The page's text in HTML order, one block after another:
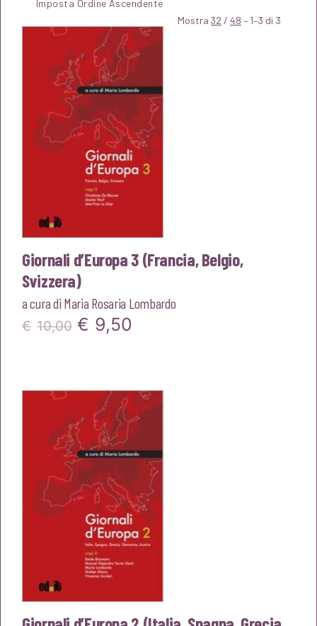
Mostra 32 / 48 – 1–3 di 3
Giornali d’Europa 3 (Francia, Belgio,
Svizzera)
a cura di Maria Rosaria Lombardo
€ 10,00 Il
era:
€10,00.
€ 9,50
è:
€9,50.